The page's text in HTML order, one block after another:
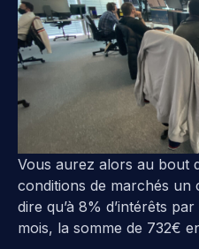
Vous aurez alors au bout
conditions de marchés un
dire qu’à 8% d’intérêts
mois, la somme de 732€